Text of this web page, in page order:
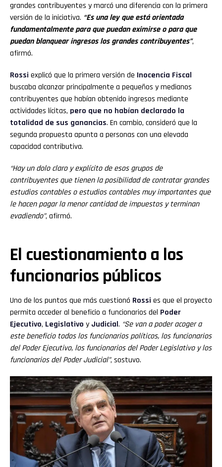
grandes contribuyentes y marcó una diferencia con la primera
versión de la iniciativa. “Es una ley que está orientada
fundamentalmente para que puedan eximirse o para que
puedan blanquear ingresos los grandes contribuyentes”,
afirmó.
Rossi explicó que la primera versión de Inocencia Fiscal
buscaba alcanzar principalmente a pequeños y medianos
contribuyentes que habían obtenido ingresos mediante
actividades lícitas, pero que no habían declarado la
totalidad de sus ganancias. En cambio, consideró que la
segunda propuesta apunta a personas con una elevada
capacidad contributiva.
“Hay un dolo claro y explícito de esos grupos de
contribuyentes que tienen la posibilidad de contratar grandes
estudios contables o estudios contables muy importantes que
le hacen pagar la menor cantidad de impuestos y terminan
evadiendo”, afirmó.
El cuestionamiento a los
funcionarios públicos
Uno de los puntos que más cuestionó Rossi es que el proyecto
permita acceder al beneficio a funcionarios del Poder
Ejecutivo, Legislativo y Judicial. “Se van a poder acoger a
este beneficio todos los funcionarios políticos, los funcionarios
del Poder Ejecutivo, los funcionarios del Poder Legislativo y los
funcionarios del Poder Judicial”, sostuvo.